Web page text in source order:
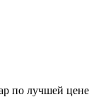
по лучшей цене